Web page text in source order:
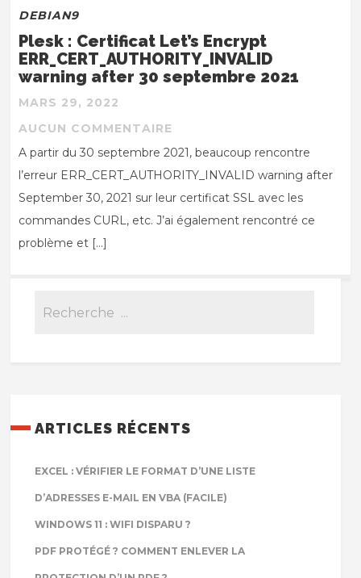
DEBIAN9
Plesk : Certificat Let’s Encrypt
ERR_CERT_AUTHORITY_INVALID
warning after 30 septembre 2021
MARS 29, 2022
AUCUN COMMENTAIRE
A partir du 30 septembre 2021, beaucoup rencontre
l’erreur ERR_CERT_AUTHORITY_INVALID warning after
September 30, 2021 sur leur certificat SSL avec les
commandes CURL, etc. J’ai également rencontré ce
problème et […]
ARTICLES RÉCENTS
EXCEL : VÉRIFIER LE FORMAT D’UNE LISTE
D’ADRESSES E-MAIL EN VBA (FACILE)
WINDOWS 11 : WIFI DISPARU ?
PDF PROTÉGÉ ? COMMENT ENLEVER LA